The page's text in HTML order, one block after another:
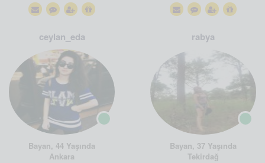
ceylan_eda
Bayan, 44 Yaşında
Ankara
rabya
Bayan, 37 Yaşında
Tekirdağ